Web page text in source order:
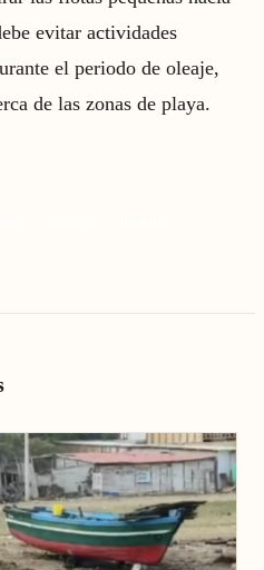
evitar actividades
el periodo de oleaje,
de las zonas de playa.